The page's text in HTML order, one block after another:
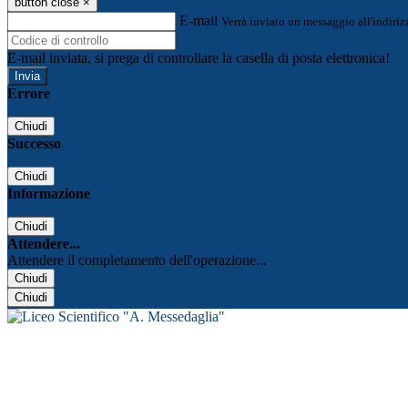
E-mail Verrà inviato un messaggio
E-mail inviata, si prega di controllare la casella di posta elettronica!
Errore
Chiudi
Successo
Chiudi
Informazione
Chiudi
Attendere...
Attendere il completamento dell'operazione...
Chiudi
Chiudi